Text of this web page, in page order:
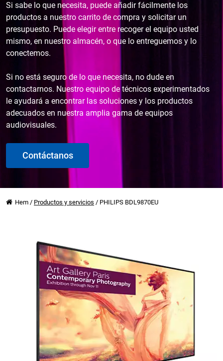
Si sabe lo que necesita, puede añadir fácilmente los
productos a nuestro carrito de compra y solicitar un
presupuesto. Puede elegir entre recoger el equipo usted
mismo, en nuestro almacén, o que lo entreguemos y lo
conectemos.
Si no está seguro de lo que necesita, no dude en
contactarnos. Nuestro equipo de técnicos experimentados
le ayudará a encontrar las soluciones y los productos
adecuados en nuestra amplia gama de equipos
audiovisuales.
Contáctanos
Hem / Productos y servicios / PHILIPS BDL9870EU